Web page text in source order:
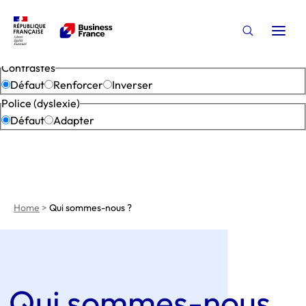
Contrastes
Défaut
Renforcer
Inverser
Police (dyslexie)
Défaut
Adapter
Open the
Home > Qui sommes-nous ?